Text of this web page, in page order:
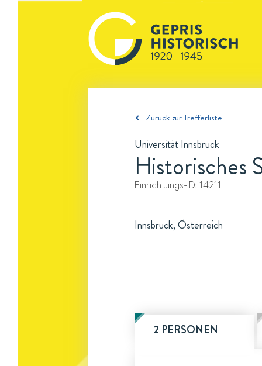
Zurück zur Trefferliste
Universität Innsbruck
Historisches
Einrichtungs-ID: 14211
Innsbruck, Österreich
2 PERSONEN